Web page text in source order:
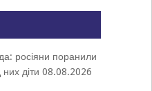
росіяни поранили
діти 08.08.2026